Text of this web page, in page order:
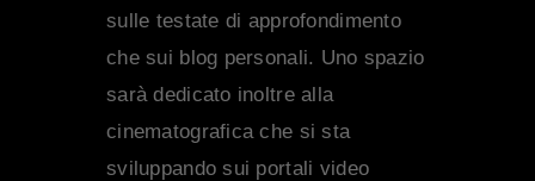
sulle testate di approfondimento
che sui blog personali. Uno spazio
sarà dedicato inoltre alla
cinematografica che si sta
sviluppando sui portali video